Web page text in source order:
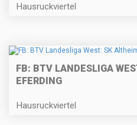
Hausruckviertel
FB: BTV LANDESLIGA
EFERDING
Hausruckviertel